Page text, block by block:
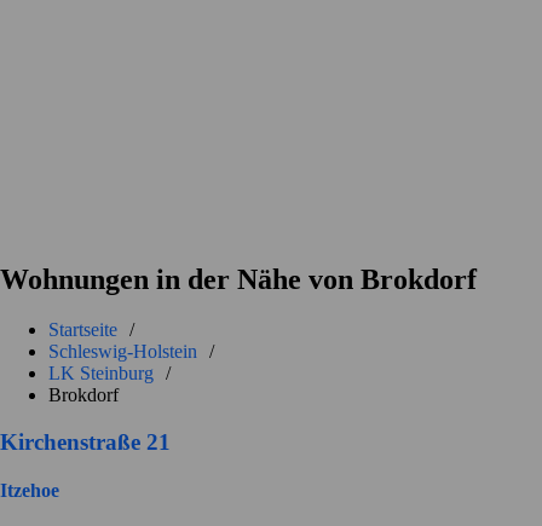
Wohnungen in der Nähe von Brokdorf
Startseite /
Schleswig-Holstein /
LK Steinburg /
Brokdorf
Kirchenstraße 21
Itzehoe